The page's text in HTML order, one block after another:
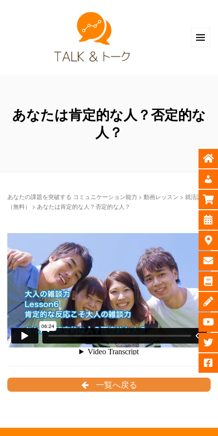
あなたは肯定的な人？否定的な
人？
あなたの課題を突破する コミュニケーション能力 > 動画レッスン > 就活講座
（無料）
> あなたは肯定的な人？否定的な人？
一覧へ戻る